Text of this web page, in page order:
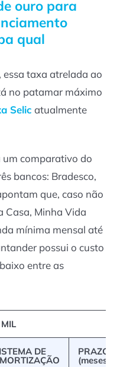
ouro para
qual
essa taxa atrelada ao
no patamar máximo
Selic atualmente
um comparativo do
bancos: Bradesco,
que, caso não
Casa, Minha Vida
mínima mensal até
possui o custo
entre as
DE
O
PRAZO
(meses)